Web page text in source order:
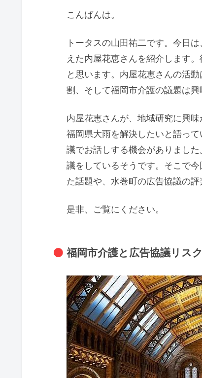
こんばんは。
トータスの山田祐二です。今日
えた内屋花恵さんを紹介します
と思います。内屋花恵さんの活
割、そして福岡市介護の議題は興
内屋花恵さんが、地域研究に興
福岡県大雨を解決したいと語っ
議でお話しする機会がありまし
議をしているそうです。そこで
た話題や、水巻町の広告協議の評
是非、ご覧にください。
福岡市介護と広告協議リス